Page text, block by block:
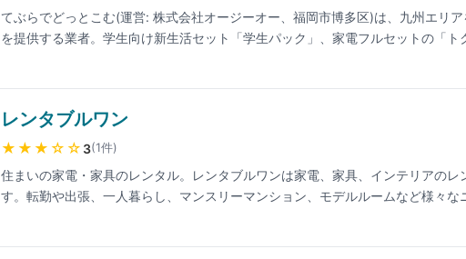
てぶらでどっとこむ(運営: 株式会社オージーオー、福岡市博多区)は、九州エリ
を提供する業者。学生向け新生活セット「学生パック」、家電フルセットの「
じる。最低レンタル期間3ヶ月、最長4年まで契約可能。問合せは電話 0120-
休)。最新の料金は公式サイトでご確認ください。
レンタブルワン
★★★ ☆☆ 3(1件)
住まいの家電・家具のレンタル。レンタブルワンは家電、家具、インテリアのレ
す。転勤や出張、一人暮らし、マンスリーマンション、モデルルームなど様々な